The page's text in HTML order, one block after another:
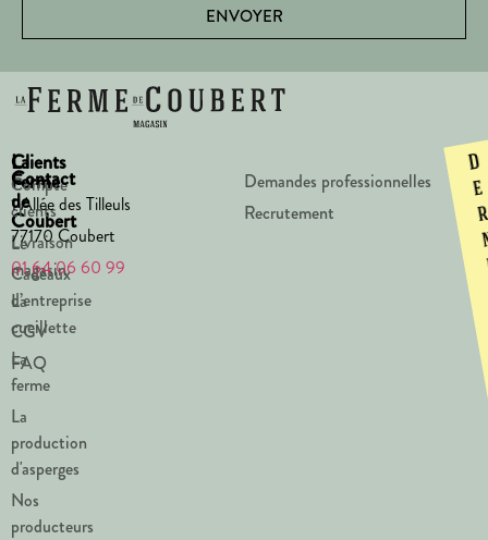
ENVOYER
La
Ferme
de
Coubert
Le
magasin
La
cueillette
La
ferme
La
production
d'asperges
Nos
producteurs
Clients
Compte
clients
Livraison
Cadeaux
d’entreprise
CGV
FAQ
Contact
1 Allée des Tilleuls
77170 Coubert
01 64 06 60 99
Demandes professionnelles
Recrutement
D
e